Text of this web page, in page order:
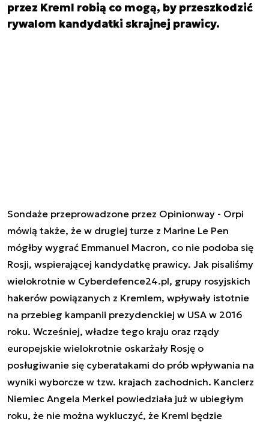
przez Kreml robią co mogą, by przeszkodzić
rywalom kandydatki skrajnej prawicy.
Sondaże przeprowadzone przez Opinionway - Orpi
mówią także, że w drugiej turze z Marine Le Pen
mógłby wygrać Emmanuel Macron, co nie podoba się
Rosji, wspierającej kandydatkę prawicy. Jak pisaliśmy
wielokrotnie w Cyberdefence24.pl, grupy rosyjskich
hakerów powiązanych z Kremlem, wpływały istotnie
na przebieg kampanii prezydenckiej w USA w 2016
roku. Wcześniej, władze tego kraju oraz rządy
europejskie wielokrotnie oskarżały Rosję o
posługiwanie się cyberatakami do prób wpływania na
wyniki wyborcze w tzw. krajach zachodnich. Kanclerz
Niemiec Angela Merkel powiedziała już w ubiegłym
roku, że nie można wykluczyć, że Kreml będzie